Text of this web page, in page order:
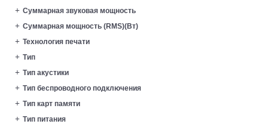
Суммарная звуковая мощность
Суммарная мощность (RMS)(Вт)
Технология печати
Тип
Тип акустики
Тип беспроводного подключения
Тип карт памяти
Тип питания